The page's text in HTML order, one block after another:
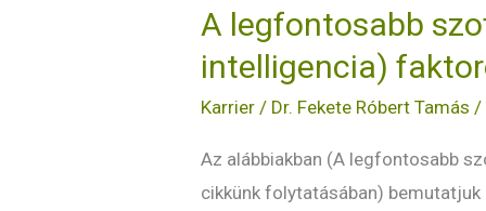
A legfontosabb
intelligencia)
Karrier / Dr. Fekete Róbert Tamás/
Az alábbiakban (A legfontosabb
cikkünk folytatásában)